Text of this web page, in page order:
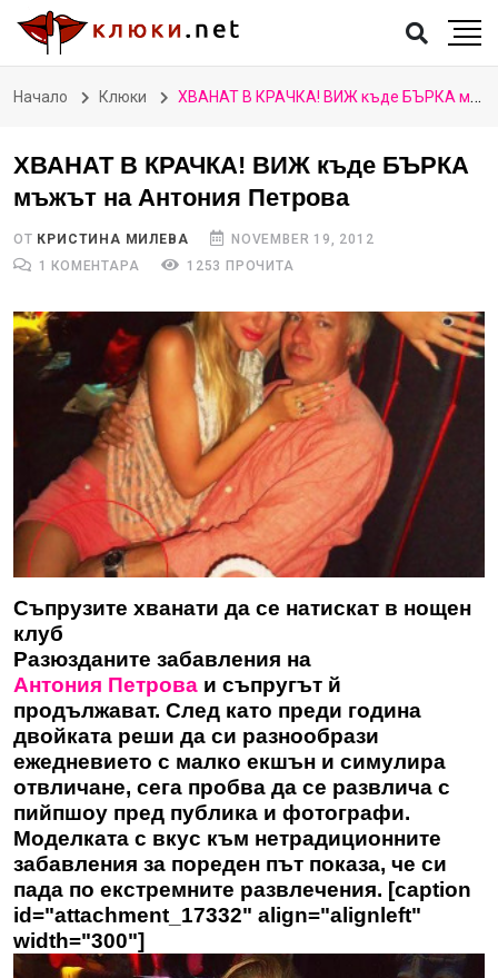
Начало Клюки ХВАНАТ В КРАЧКА! ВИЖ къде БЪРКА мъжът на Антония Петрова
ХВАНАТ В КРАЧКА! ВИЖ къде БЪРКА
мъжът на Антония Петрова
ОТ КРИСТИНА МИЛЕВА
NOVEMBER 19, 2012
1 КОМЕНТАРА
1253 ПРОЧИТА
Съпрузите хванати да се натискат в нощен
клуб
Разюзданите забавления на
Антония Петрова и съпругът й
продължават. След като преди година
двойката реши да си разнообрази
ежедневието с малко екшън и симулира
отвличане, сега пробва да се развлича с
пийпшоу пред публика и фотографи.
Моделката с вкус към нетрадиционните
забавления за пореден път показа, че си
пада по екстремните развлечения. [caption
id="attachment_17332" align="alignleft"
width="300"]